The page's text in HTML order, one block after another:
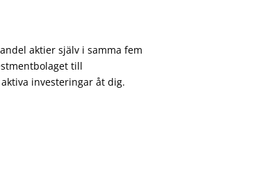
aktier själv i samma fem
till
investeringar åt dig.